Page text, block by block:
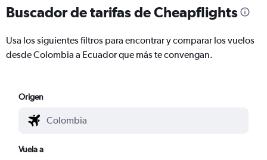
Buscador de tarifas de Cheapflights
Usa los siguientes filtros para encontrar y comparar los vuelos
desde Colombia a Ecuador que más te convengan.
Origen
Vuela a